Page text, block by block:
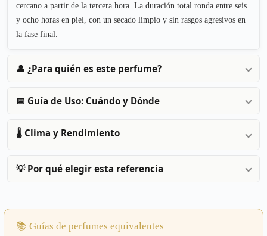
cercano a partir de la tercera hora. La duración total ronda entre seis
y ocho horas en piel, con un secado limpio y sin rasgos agresivos en
la fase final.
👤 ¿Para quién es este perfume?
📅 Guía de Uso: Cuándo y Dónde
🌡️ Clima y Rendimiento
💡 Por qué elegir esta referencia
📚 Guías de perfumes equivalentes